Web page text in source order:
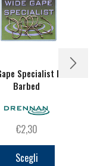
Specialist Micro
Barbed
€2,30
Scegli
Questo